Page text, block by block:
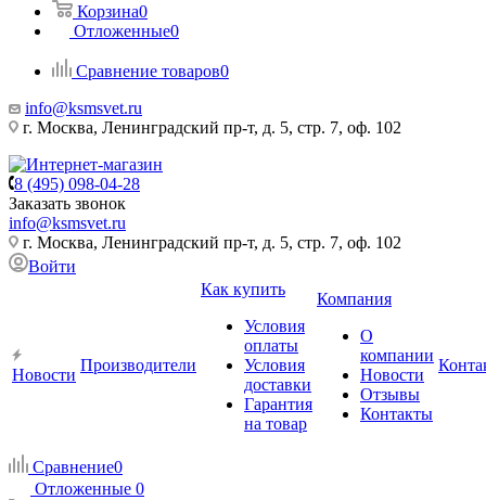
Корзина0
Отложенные0
Сравнение товаров0
info@ksmsvet.ru
г. Москва, Ленинградский пр-т, д. 5, стр. 7, оф. 102
8 (495) 098-04-28
Заказать звонок
info@ksmsvet.ru
г. Москва, Ленинградский пр-т, д. 5, стр. 7, оф. 102
Войти
Новости
Производители
Как купить
Условия
оплаты
Условия
доставки
Гарантия
на товар
Компания
О
компании
Новости
Отзывы
Контакты
Сравнение0
Отложенные 0